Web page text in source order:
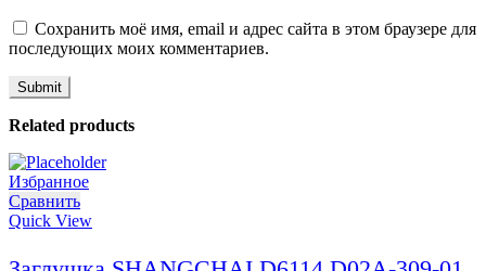
Сохранить моё имя, email и адрес сайта в этом браузере для
последующих моих комментариев.
Related products
Избранное
Сравнить
Quick View